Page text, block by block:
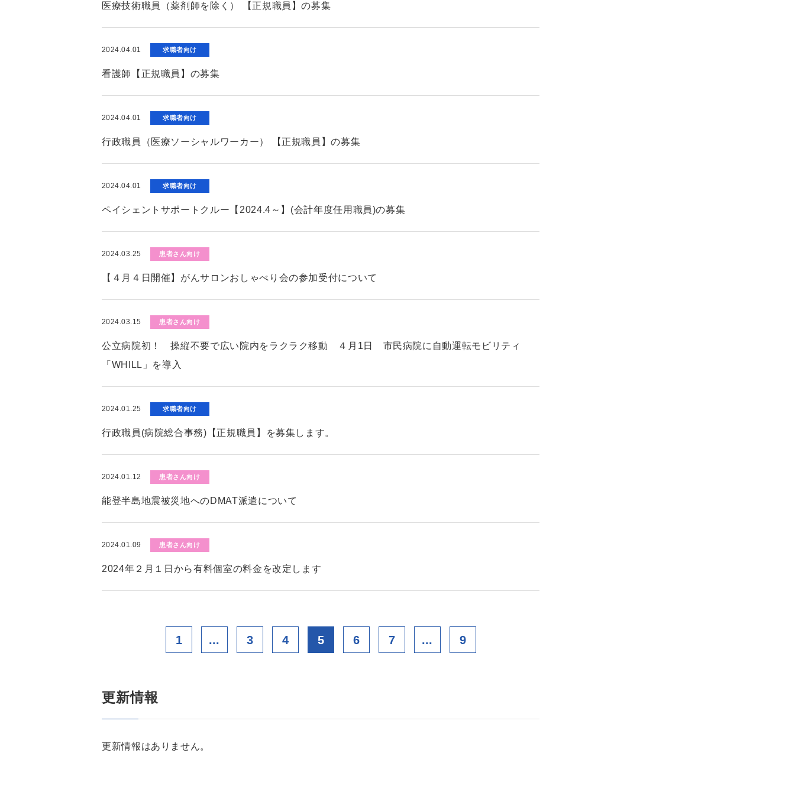
医療技術職員（薬剤師を除く） 【正規職員】の募集
2024.04.01 求職者向け
看護師【正規職員】の募集
2024.04.01 求職者向け
行政職員（医療ソーシャルワーカー） 【正規職員】の募集
2024.04.01 求職者向け
ペイシェントサポートクルー【2024.4～】(会計年度任用職員)の募集
2024.03.25 患者さん向け
【４月４日開催】がんサロンおしゃべり会の参加受付について
2024.03.15 患者さん向け
公立病院初！ 操縦不要で広い院内をラクラク移動 ４月1日 市民病院に自動運転モビリティ
「WHILL」を導入
2024.01.25 求職者向け
行政職員(病院総合事務)【正規職員】を募集します。
2024.01.12 患者さん向け
能登半島地震被災地へのDMAT派遣について
2024.01.09 患者さん向け
2024年２月１日から有料個室の料金を改定します
1 ... 3 4 5 6 7 ... 9
更新情報
更新情報はありません。